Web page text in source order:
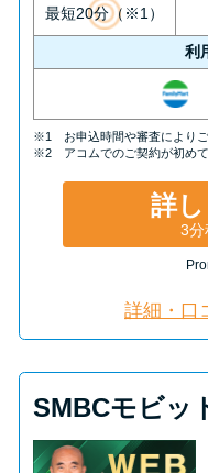
最短20分（※1）
利
※1 お申込時間や審査によりご
※2 アコムでのご契約が初めて
詳
3分
詳細・口
SMBCモビッ